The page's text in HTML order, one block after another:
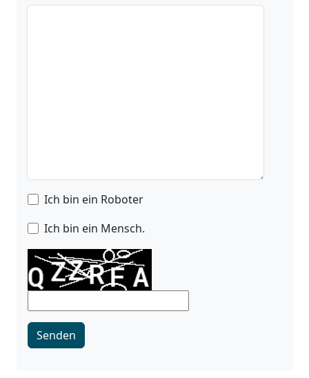
Ich bin ein Roboter
Ich bin ein Mensch.